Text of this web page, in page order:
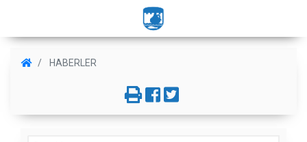
HABERLER